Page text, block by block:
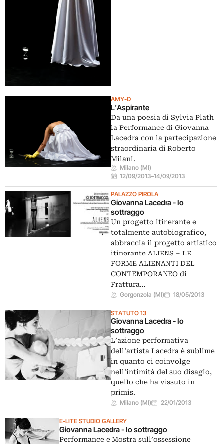
AMY-D
L'Aspirante
Da una poesia di Sylvia Plath
la Performance di Giovanna
Lacedra con la partecipazione
straordinaria di Roberto
Milani.
Milano (MI)
12/09/2013–14/09/2013
PALAZZO PIROLA
Giovanna Lacedra - Io
sottraggo
Un progetto itinerante e
totalmente autobiografico,
abbraccia il progetto artistico
itinerante ALIENS – LE
FORME ALIENANTI DEL
CONTEMPORANEO di
Frattura…
Gorgonzola (MI) 18/05/2013
STATUTO 13
Giovanna Lacedra - Io
sottraggo
L’azione performativa
dell’artista Lacedra è sublime
in quanto ci coinvolge
nell’intimità del suo disagio,
quello che ha vissuto in
primis.
Milano (MI) 22/01/2013
E-LITE STUDIO GALLERY
Giovanna Lacedra - Io sottraggo
Performance e Mostra sull’ossessione